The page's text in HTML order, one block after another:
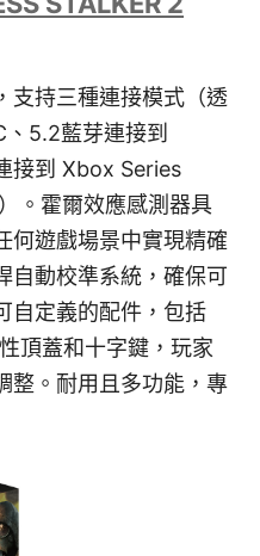
支持三種連接模式（透
5.2藍芽連接到
接到 Xbox Series
。霍爾效應感測器具
何遊戲場景中實現精確
自動校準系統，確保可
自定義的配件，包括
頂蓋和十字鍵，玩家
整。耐用且多功能，專